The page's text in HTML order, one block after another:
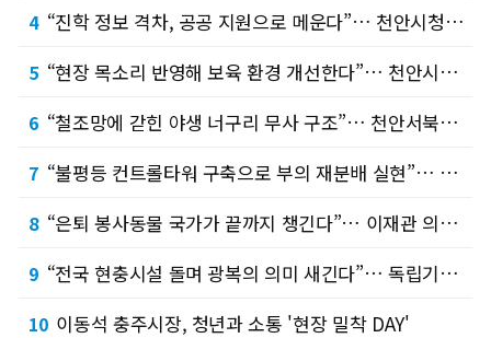
4 “진학 정보 격차, 공공 지원으로 메운다”… 천안시청소년복합커뮤니티센터 청소년운영위원회 ‘…
5 “현장 목소리 반영해 보육 환경 개선한다”… 천안시의회 정선희 복지문화위원장, 가정어린이집…
6 “철조망에 갇힌 야생 너구리 무사 구조”… 천안서북소방서, 신속한 출동으로 따뜻한 보람 전…
7 “불평등 컨트롤타워 구축으로 부의 재분배 실현”… 문진석·황운하 의원, 「불평등 대응 특별…
8 “은퇴 봉사동물 국가가 끝까지 챙긴다”… 이재관 의원, 「동물보호법 일부개정법률안」 2건 …
9 “전국 현충시설 돌며 광복의 의미 새긴다”… 독립기념관, 광복절 맞아 ‘기억체크인’ 스탬프…
10 이동석 충주시장, 청년과 소통 '현장 밀착 DAY'